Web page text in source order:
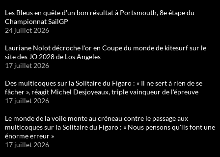
Les Bleus en quête d'un bon résultat à Portsmouth, 8e étape du
Championnat SailGP
24 juillet 2026
Lauriane Nolot décroche l'or en Coupe du monde de kitesurf sur le
site des JO 2028 de Los Angeles
17 juillet 2026
Des multicoques sur la Solitaire du Figaro : « Il ne sert à rien de se
fâcher », réagit Michel Desjoyeaux, triple vainqueur de l'épreuve
17 juillet 2026
Le monde de la voile monte au créneau contre le passage aux
multicoques sur la Solitaire du Figaro : « Nous pensons qu'ils font une
énorme erreur »
17 juillet 2026